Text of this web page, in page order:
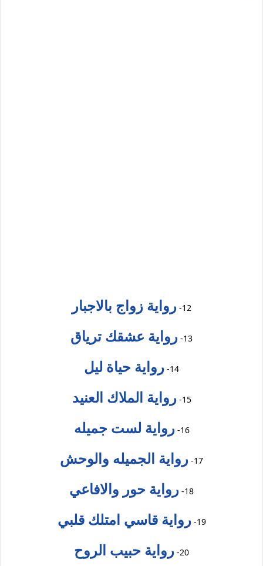
12- رواية زواج بالاجبار
13- رواية عشقك ترياق
14- رواية حياة ليل
15- رواية الملاك العنيد
16- رواية لست جميله
17- رواية الجميله والوحش
18- رواية حور والافاعي
19- رواية قاسي امتلك قلبي
20- رواية حبيب الروح